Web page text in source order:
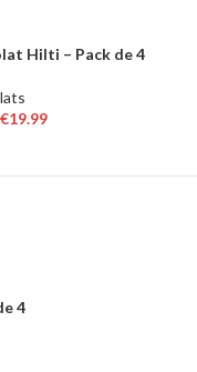
Hilti – Pack de 4
€19.99
4